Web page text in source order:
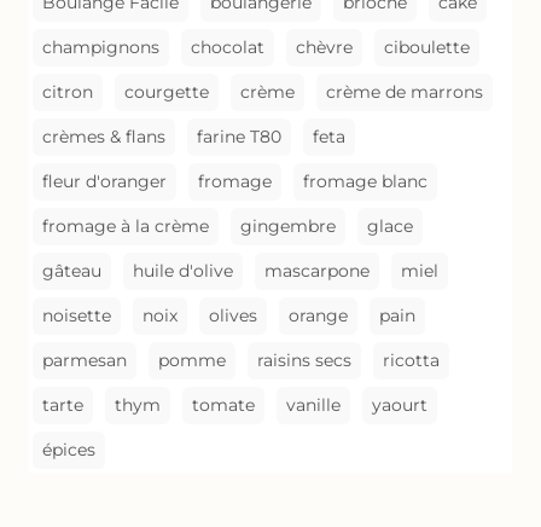
champignons chocolat chèvre ciboulette
citron courgette crème crème de marrons
crèmes & flans farine T80 feta
fleur d'oranger fromage fromage blanc
fromage à la crème gingembre glace
gâteau huile d'olive mascarpone miel
noisette noix olives orange pain
parmesan pomme raisins secs ricotta
tarte thym tomate vanille yaourt
épices